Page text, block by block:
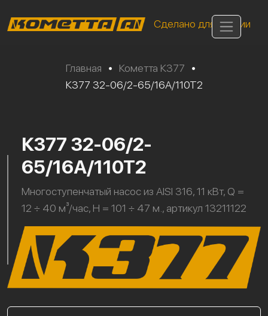
Сделано для России
Главная • Кометта К377
•
К377 32-06/2-65/16А/110Т2
К377 32-06/2-
65/16А/110Т2
Многоступенчатый насос из AISI 316, 11 кВт, Q =
12 ÷ 40 м³/час, H = 101 ÷ 47 м., артикул 13211122